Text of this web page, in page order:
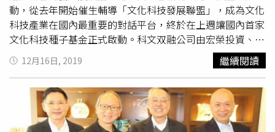
雅，難怪在接下來20年中獲獎無數，包含8個聯合國手工藝
傑出獎章，更迅速攻佔世界各地百貨精品櫥窗。20年來，創
辦人陳立恆也備受國內外肯定，2012年獲安永企業家年度
大獎、富比士Forbes雜誌評選為「全球時尚界25華人」，
以及2014年獲得台灣第一屆「總統創新獎」，2018年獲得
美國禮品界名人堂殊榮—— IconHonors 貢獻大獎
(Contribution Honors)。對陳立恆創辦人來說，這些獎項都
得來不易，只盼能浩瀚的文化長河中，留下一個小註腳，肯
定法藍瓷的認真與精彩。對於未來的展望，陳總裁表示法藍
動，從去年開始催生輔導「文化科技發展聯盟」，成為文化
科技產業在國內最重要的對話平台，終於在上週讓國內首家
文化科技種子基金正式啟動。科文双融公司由宏榮投資、仁
創投資（法蘭瓷）、台灣造雨、台新創業投資發起，初期先
以4,000萬元資金開始運作，之後將再爭取文策院國發基金
與中華電信的加入參與投資。科文双融公司由宏碁集團創辦
人施振榮擔任董事長，法藍瓷總裁陳立恒擔任副董兼執行
長，目標在打造成為亞洲知名的文化科技整合製作與行銷經
紀平台，長期計畫是將整合文化科技系統能量輸出國際。施
12月16日, 2019 繼續閱讀